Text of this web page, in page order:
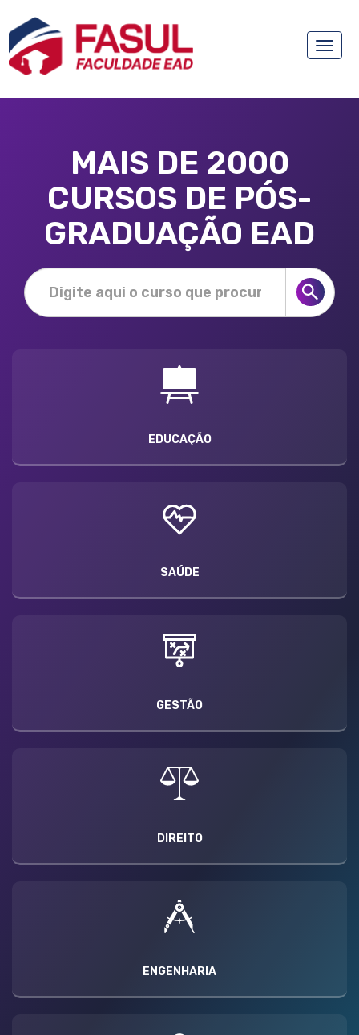
Toggle
MAIS DE 2000
CURSOS DE PÓS-
GRADUAÇÃO EAD
EDUCAÇÃO
SAÚDE
GESTÃO
DIREITO
ENGENHARIA